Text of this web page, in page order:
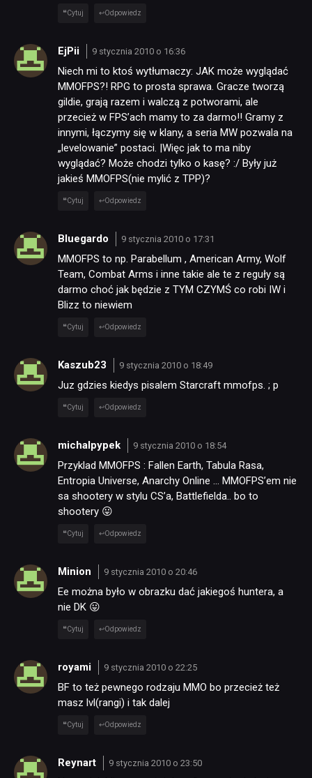
Cytuj Odpowiedz
EjPii 9 stycznia 2010 o 16:36
Niech mi to ktoś wytłumaczy: JAK może wyglądać
MMOFPS?! RPG to prosta sprawa. Gracze tworzą
gildie, grają razem i walczą z potworami, ale
przecież w FPS’ach mamy to za darmo!! Gramy z
innymi, łączymy się w klany, a seria MW pozwala na
„levelowanie” postaci. |Więc jak to ma niby
wyglądać? Może chodzi tylko o kasę? :/ Były już
jakieś MMOFPS(nie mylić z TPP)?
Cytuj Odpowiedz
Bluegardo 9 stycznia 2010 o 17:31
MMOFPS to np. Parabellum , American Army, Wolf
Team, Combat Arms i inne takie ale te z reguły są
darmo choć jak będzie z TYM CZYMŚ co robi IW i
Blizz to niewiem
Cytuj Odpowiedz
Kaszub23 9 stycznia 2010 o 18:49
Juz gdzies kiedys pisalem Starcraft mmofps. ; p
Cytuj Odpowiedz
michalpypek 9 stycznia 2010 o 18:54
Przyklad MMOFPS : Fallen Earth, Tabula Rasa,
Entropia Universe, Anarchy Online … MMOFPS’em nie
sa shootery w stylu CS’a, Battlefielda.. bo to
shootery 😛
Cytuj Odpowiedz
Minion 9 stycznia 2010 o 20:46
Ee można było w obrazku dać jakiegoś huntera, a
nie DK 😛
Cytuj Odpowiedz
royami 9 stycznia 2010 o 22:25
BF to też pewnego rodzaju MMO bo przecież też
masz lvl(rangi) i tak dalej
Cytuj Odpowiedz
Reynart 9 stycznia 2010 o 23:50